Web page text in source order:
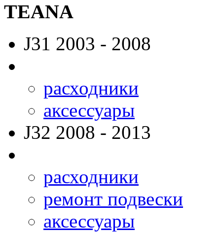
TEANA
J31 2003 - 2008
расходники
аксессуары
J32 2008 - 2013
расходники
ремонт подвески
аксессуары